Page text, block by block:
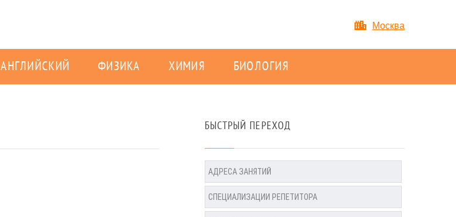
Москва
АНГЛИЙСКИЙ ФИЗИКА ХИМИЯ БИОЛОГИЯ
БЫСТРЫЙ ПЕРЕХОД
АДРЕСА ЗАНЯТИЙ
СПЕЦИАЛИЗАЦИИ РЕПЕТИТОРА